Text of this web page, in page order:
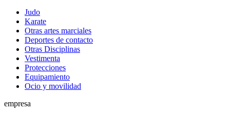
Judo
Karate
Otras artes marciales
Deportes de contacto
Otras Disciplinas
Vestimenta
Protecciones
Equipamiento
Ocio y movilidad
empresa